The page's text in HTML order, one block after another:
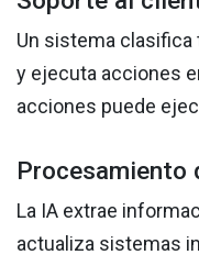
Un sistema
y ejecuta acciones
acciones puede
Procesamiento
La IA extrae
actualiza sistemas